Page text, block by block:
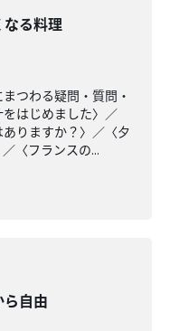
る料理
つわる疑問・質問・
はじめました〉／
ありますか？〉／〈夕
〈フランスの...
自由